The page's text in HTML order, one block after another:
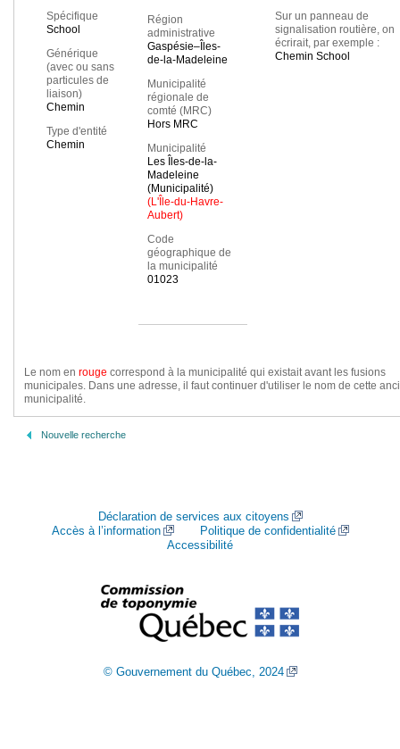
Spécifique
School
Générique
(avec ou sans
particules de
liaison)
Chemin
Type d'entité
Chemin
Région
administrative
Gaspésie–Îles-
de-la-Madeleine
Municipalité
régionale de
comté (MRC)
Hors MRC
Municipalité
Les Îles-de-la-
Madeleine
(Municipalité)
(L'Île-du-Havre-
Aubert)
Code
géographique de
la municipalité
01023
Sur un panneau de
signalisation routière, on
écrirait, par exemple :
Chemin School
Le nom en rouge correspond à la municipalité qui existait avant les fusions
municipales. Dans une adresse, il faut continuer d'utiliser le nom de cette
municipalité.
Nouvelle recherche
Déclaration de services aux citoyens
Accès à l’information
Politique de confidentialité
Accessibilité
© Gouvernement du Québec, 2024